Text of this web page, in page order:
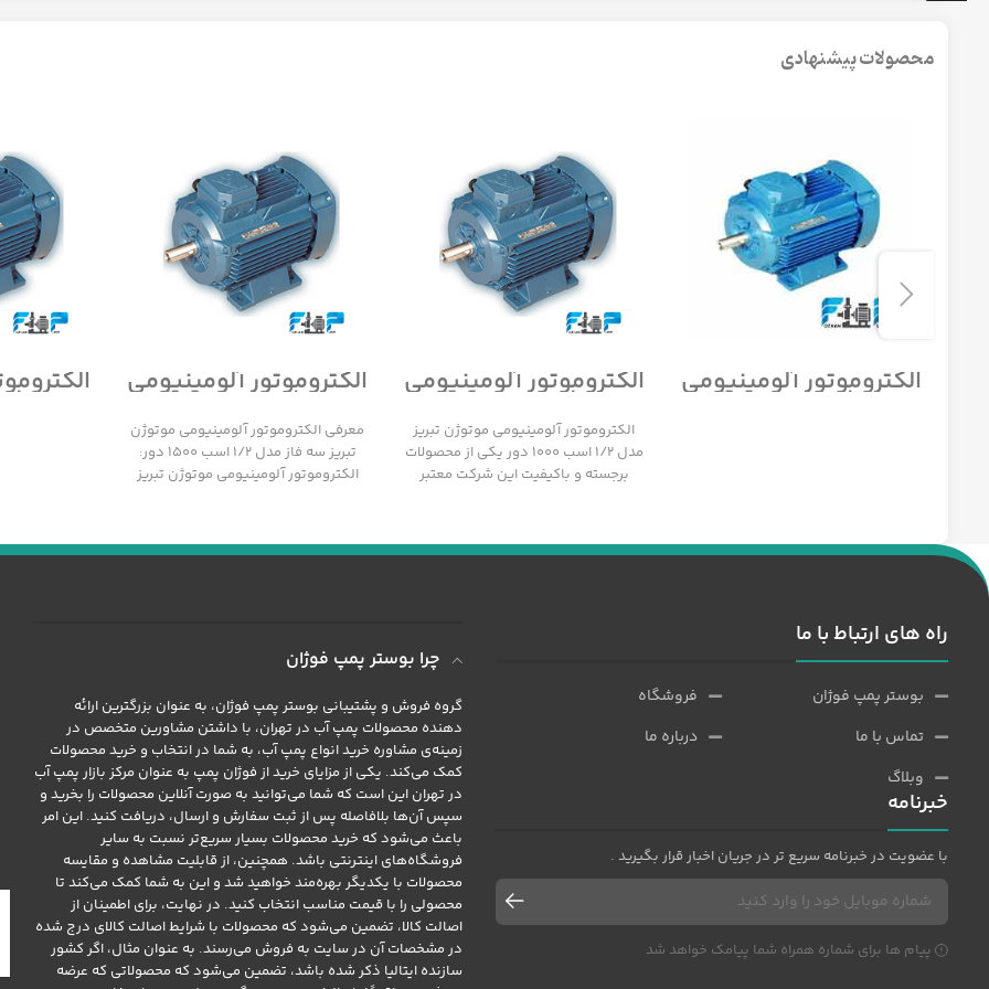
محصولات پیشنهادی
الکتروموتور آلومینیومی
موتوژن تبریز سه فاز
الکتروموتور آلومینیومی
موتوژن تبریز سه فاز
مدل 1/2 اسب 1000 دور
الکتروموتور آلومینیومی موتوژن تبریز
مدل 1/2 اسب 1000 دور یکی از محصولات
برجسته و باکیفیت این شرکت معتبر
الکتروموتور آلومینیومی
موتوژن تبریز سه فاز
مدل 1/2 اسب 1500 دور
معرفی الکتروموتور آلومینیومی موتوژن
تبریز سه فاز مدل 1/2 اسب 1500 دور:
الکتروموتور آلومینیومی موتوژن تبریز
راه های ارتباط با ما
بوستر پمپ فوژان
تماس با ما
وبلاگ
فروشگاه
درباره ما
خبرنامه
با عضویت در خبرنامه سریع تر در جریان اخبار قرار بگیرید .
پیام ها برای شماره همراه شما پیامک خواهد شد
چرا بوستر پمپ فوژان
گروه فروش و پشتیبانی بوستر پمپ فوژان، به عنوان بزرگترین ارائه
دهنده محصولات پمپ آب در تهران، با داشتن مشاورین متخصص در
زمینه‌ی مشاوره خرید انواع پمپ آب، به شما در انتخاب و خرید محصولات
کمک می‌کند. یکی از مزایای خرید از فوژان پمپ به عنوان مرکز بازار پمپ آب
در تهران این است که شما می‌توانید به صورت آنلاین محصولات را بخرید و
سپس آن‌ها بلافاصله پس از ثبت سفارش و ارسال، دریافت کنید. این امر
باعث می‌شود که خرید محصولات بسیار سریع‌تر نسبت به سایر
فروشگاه‌های اینترنتی باشد. همچنین، از قابلیت مشاهده و مقایسه
محصولات با یکدیگر بهره‌مند خواهید شد و این به شما کمک می‌کند تا
محصولی را با قیمت مناسب انتخاب کنید. در نهایت، برای اطمینان از
اصالت کالا، تضمین می‌شود که محصولات با شرایط اصالت کالای درج شده
در مشخصات آن در سایت به فروش می‌رسند. به عنوان مثال، اگر کشور
سازنده ایتالیا ذکر شده باشد، تضمین می‌شود که محصولاتی که عرضه